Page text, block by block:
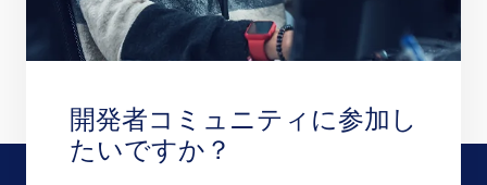
開発者コミュニティに参加し
たいですか？